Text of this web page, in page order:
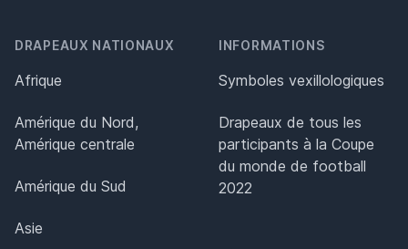
DRAPEAUX NATIONAUX
Afrique
Amérique du Nord,
Amérique centrale
Amérique du Sud
Asie
INFORMATIONS
Symboles vexillologiques
Drapeaux de tous les
participants à la Coupe
du monde de football
2022